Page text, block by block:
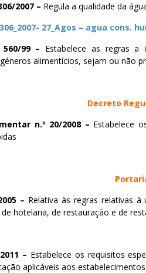
2007 – Regula a qualidade da
27_Agos – agua cons.
99 – Estabelece as regras a
alimentícios, sejam ou não
Decreto
n.º 20/2008 – Estabelece
– Relativa às regras relativas
hotelaria, de restauração e de
– Estabelece os requisitos
aplicáveis aos